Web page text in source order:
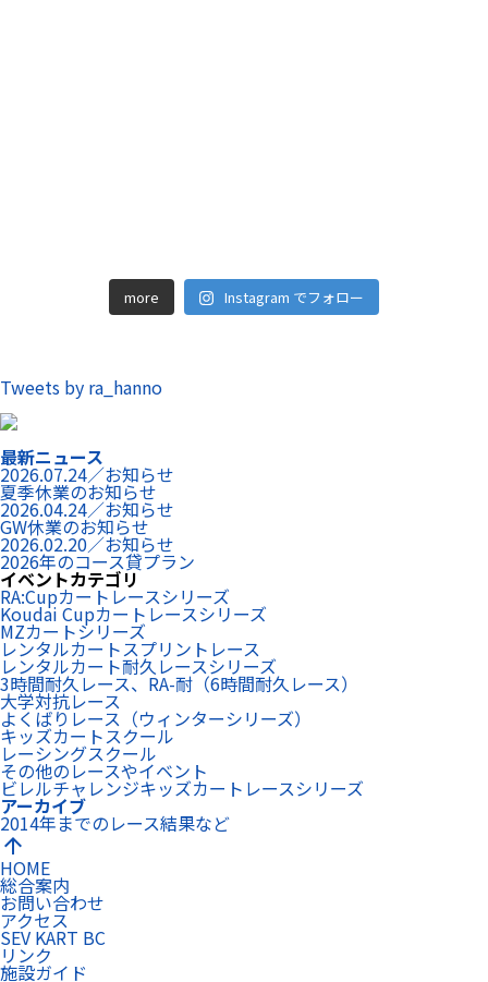
more Instagram でフォロー
Tweets by ra_hanno
最新ニュース
2026.07.24／お知らせ
夏季休業のお知らせ
2026.04.24／お知らせ
GW休業のお知らせ
2026.02.20／お知らせ
2026年のコース貸プラン
イベントカテゴリ
RA:Cupカートレースシリーズ
Koudai Cupカートレースシリーズ
MZカートシリーズ
レンタルカートスプリントレース
レンタルカート耐久レースシリーズ
3時間耐久レース、RA-耐（6時間耐久レース）
大学対抗レース
よくばりレース（ウィンターシリーズ）
キッズカートスクール
レーシングスクール
その他のレースやイベント
ビレルチャレンジキッズカートレースシリーズ
アーカイブ
2014年までのレース結果など
arrow_upward
HOME
総合案内
お問い合わせ
アクセス
SEV KART BC
リンク
施設ガイド